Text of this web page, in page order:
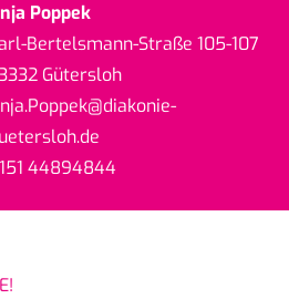
Poppek
Bertelsmann-Straße 105-107
Gütersloh
@diakonie-
44894844